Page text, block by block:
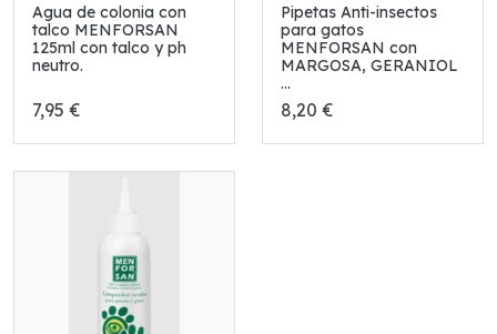
Agua de colonia con
talco MENFORSAN
125ml con talco y ph
neutro.
7,95 €
Pipetas Anti-insectos
para gatos
MENFORSAN con
MARGOSA, GERANIOL
...
8,20 €